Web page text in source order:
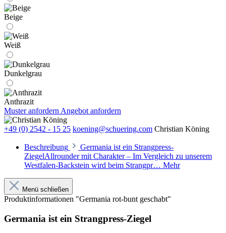
Beige
Weiß
Dunkelgrau
Anthrazit
Muster anfordern Angebot anfordern
+49 (0) 2542 - 15 25 koening@schuering.com Christian Köning
Beschreibung
Germania ist ein Strangpress-
ZiegelAllrounder mit Charakter – Im Vergleich zu unserem
Westfalen-Backstein wird beim Strangpr… Mehr
Menü schließen
Produktinformationen "Germania rot-bunt geschabt"
Germania ist ein Strangpress-Ziegel